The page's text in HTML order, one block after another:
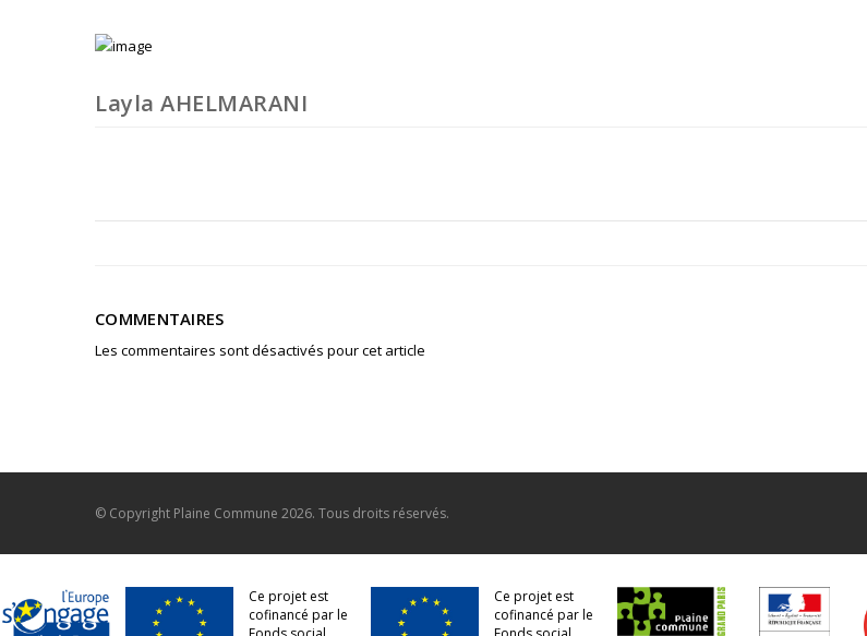
Layla AHELMARANI
COMMENTAIRES
Les commentaires sont désactivés pour cet article
© Copyright Plaine Commune 2026. Tous droits réservés.
Ce projet est
cofinancé par le
Ce projet est
cofinancé par le